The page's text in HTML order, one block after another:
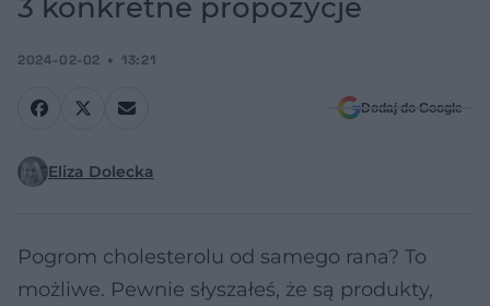
3 konkretne propozycje
2024-02-02 13:21
Dodaj do Google
Eliza Dolecka
Pogrom cholesterolu od samego rana? To
możliwe. Pewnie słyszałeś, że są produkty,